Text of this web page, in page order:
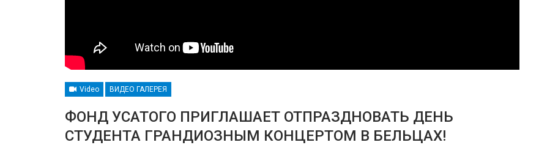
Video ВИДЕО ГАЛЕРЕЯ
ФОНД УСАТОГО ПРИГЛАШАЕТ ОТПРАЗДНОВАТЬ ДЕНЬ
СТУДЕНТА ГРАНДИОЗНЫМ КОНЦЕРТОМ В БЕЛЬЦАХ!